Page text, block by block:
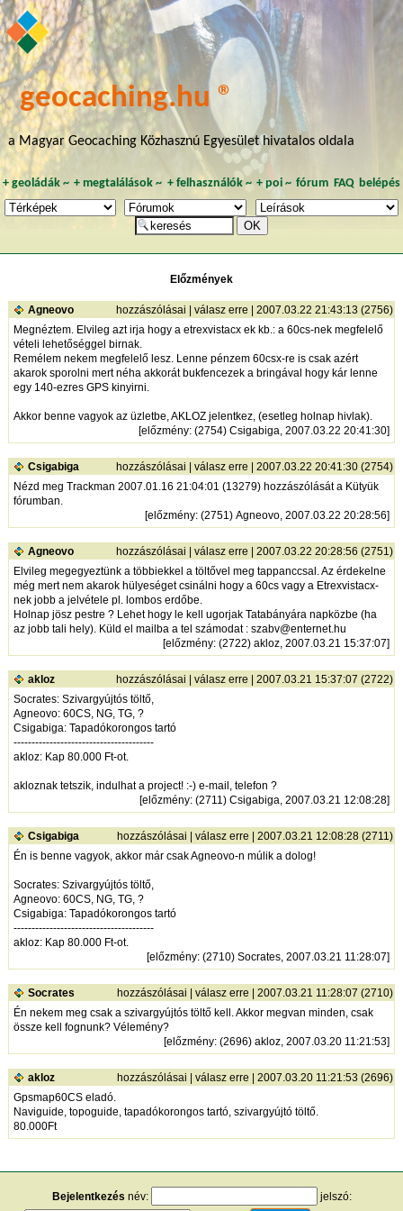
geocaching.hu ®
a Magyar Geocaching Közhasznú Egyesület hivatalos oldala
+ geoládák~ +megtalálások ~ + felhasználók~ + poi~ fórum FAQ belépés
Előzmények
Agneovo hozzászólásai | válasz erre | 2007.03.22 21:43:13 (2756)
Megnéztem. Elvileg azt irja hogy a etrexvistacx ek kb.: a 60cs-nek megfelelő
vételi lehetőséggel birnak.
Remélem nekem megfelelő lesz. Lenne pénzem 60csx-re is csak azért
akarok sporolni mert néha akkorát bukfencezek a bringával hogy kár lenne
egy 140-ezres GPS kinyirni.
Akkor benne vagyok az üzletbe, AKLOZ jelentkez, (esetleg holnap hivlak).
[előzmény: (2754) Csigabiga, 2007.03.22 20:41:30]
Csigabiga hozzászólásai | válasz erre | 2007.03.22 20:41:30 (2754)
Nézd meg Trackman 2007.01.16 21:04:01 (13279) hozzászólását a Kütyük
fórumban.
[előzmény: (2751) Agneovo, 2007.03.22 20:28:56]
Agneovo hozzászólásai | válasz erre | 2007.03.22 20:28:56 (2751)
Elvileg megegyeztünk a többiekkel a töltővel meg tappanccsal. Az érdekelne
még mert nem akarok hülyeséget csinálni hogy a 60cs vagy a Etrexvistacx-
nek jobb a jelvétele pl. lombos erdőbe.
Holnap jösz pestre ? Lehet hogy le kell ugorjak Tatabányára napközbe (ha
az jobb tali hely). Küld el mailba a tel számodat : szabv@enternet.hu
[előzmény: (2722) akloz, 2007.03.21 15:37:07]
akloz hozzászólásai | válasz erre | 2007.03.21 15:37:07 (2722)
Socrates: Szivargyújtós töltő,
Agneovo: 60CS, NG, TG, ?
Csigabiga: Tapadókorongos tartó
---------------------------------------
akloz: Kap 80.000 Ft-ot.
akloznak tetszik, indulhat a project! :-) e-mail, telefon ?
[előzmény: (2711) Csigabiga, 2007.03.21 12:08:28]
Csigabiga hozzászólásai | válasz erre | 2007.03.21 12:08:28 (2711)
Én is benne vagyok, akkor már csak Agneovo-n múlik a dolog!
Socrates: Szivargyújtós töltő,
Agneovo: 60CS, NG, TG, ?
Csigabiga: Tapadókorongos tartó
---------------------------------------
akloz: Kap 80.000 Ft-ot.
[előzmény: (2710) Socrates, 2007.03.21 11:28:07]
Socrates hozzászólásai | válasz erre | 2007.03.21 11:28:07 (2710)
Én nekem meg csak a szivargyújtós töltő kell. Akkor megvan minden, csak
össze kell fognunk? Vélemény?
[előzmény: (2696) akloz, 2007.03.20 11:21:53]
akloz hozzászólásai | válasz erre | 2007.03.20 11:21:53 (2696)
Gpsmap60CS eladó.
Naviguide, topoguide, tapadókorongos tartó, szivargyújtó töltő.
80.000Ft
Bejelentkezés név: jelszó: